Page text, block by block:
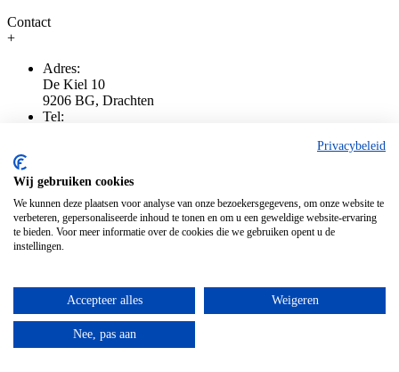
Contact
+
Adres:
De Kiel 10
9206 BG, Drachten
Tel:
Whatsapp:
+31512512344
KvK nr:
01108505
BTW nr:
Openingstijden
Privacybeleid
Wij gebruiken cookies
We kunnen deze plaatsen voor analyse van onze bezoekersgegevens, om onze website te
verbeteren, gepersonaliseerde inhoud te tonen en om u een geweldige website-ervaring
te bieden. Voor meer informatie over de cookies die we gebruiken opent u de
instellingen.
Accepteer alles Weigeren
Nee, pas aan